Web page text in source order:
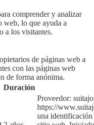
comprender y analizar
web, lo que ayuda a
a los visitantes.
de páginas web a
con las páginas web
de forma anónima.
Duración
Proveedor:
https://
una identificación